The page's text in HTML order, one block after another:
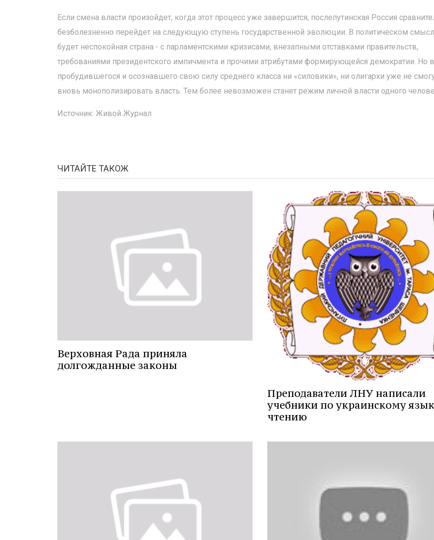
Если смена власти произойдет, когда этот процесс уже завершится, послепутинская Россия
безболезненно перейдет на следующую ступень государственной эволюции. В политическом
будет неспокойная страна - с парламентскими кризисами, внезапными отставками правительств,
требованиями президентского импичмента и прочими атрибутами формирующейся демократии. Но в
пробудившегося и осознавшего свою силу среднего класса ни «силовики», ни олигархи уже не
вновь монополизировать власть. Тем более невозможен станет режим личной власти одного
Источник: Живой Журнал
ЧИТАЙТЕ ТАКОЖ
Верховная Рада приняла
долгожданные законы
Преподаватели ЛНУ написали
учебники по украинскому
чтению